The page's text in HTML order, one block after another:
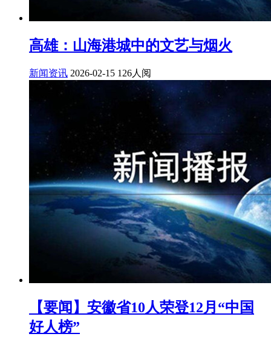
高雄：山海港城中的文艺与烟火
新闻资讯 2026-02-15 126人阅
【要闻】安徽省10人荣登12月“中国
好人榜”